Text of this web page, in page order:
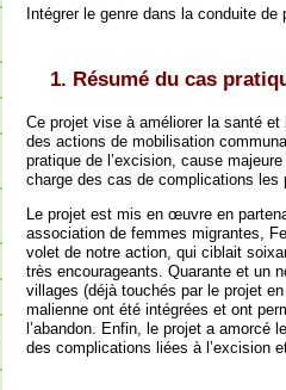
Intégrer le genre dans la conduite
1. Résumé du cas
Ce projet vise à améliorer la santé
des actions de mobilisation
pratique de l’excision, cause
charge des cas de complications les
Le projet est mis en œuvre en
association de femmes migrantes,
volet de notre action, qui ciblait
très encourageants. Quarante et un
villages (déjà touchés par le projet
malienne ont été intégrées et ont
l’abandon. Enfin, le projet a amorcé
des complications liées à l’excision